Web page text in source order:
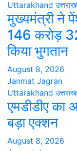
Uttarakhand
मुख्यमंत्री ने
146 करोड़
किया भुगतान
August 8, 2026
Janmat Jagran
Uttarakhand
एमडीडीए का
बड़ा एक्शन
August 8, 2026